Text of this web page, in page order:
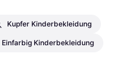
Kupfer Kinderbekleidung
Einfarbig Kinderbekleidung